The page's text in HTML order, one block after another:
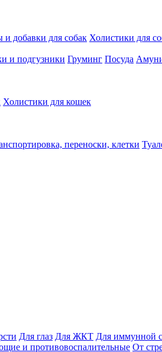
добавки для собак Холистики для
и подгузники Груминг Посуда
Холистики для кошек
переноски, клетки
Для глаз Для ЖКТ Для иммунной
и противовоспалительные От